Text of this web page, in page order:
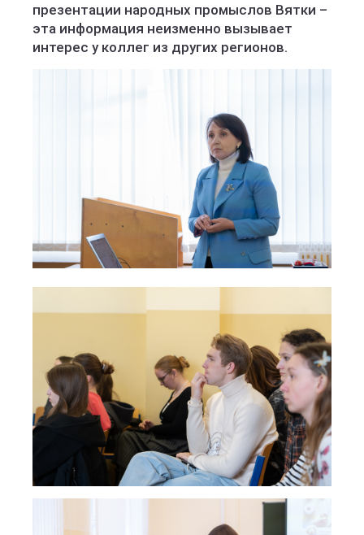
презентации народных промыслов Вятки –
эта информация неизменно вызывает
интерес у коллег из других регионов.